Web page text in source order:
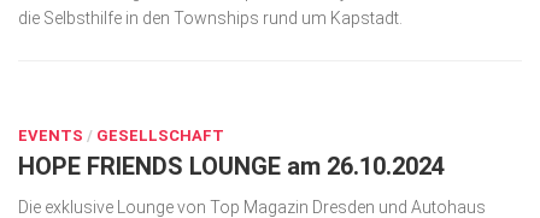
die Selbsthilfe in den Townships rund um Kapstadt.
EVENTS / GESELLSCHAFT
HOPE FRIENDS LOUNGE am 26.10.2024
Die exklusive Lounge von Top Magazin Dresden und Autohaus